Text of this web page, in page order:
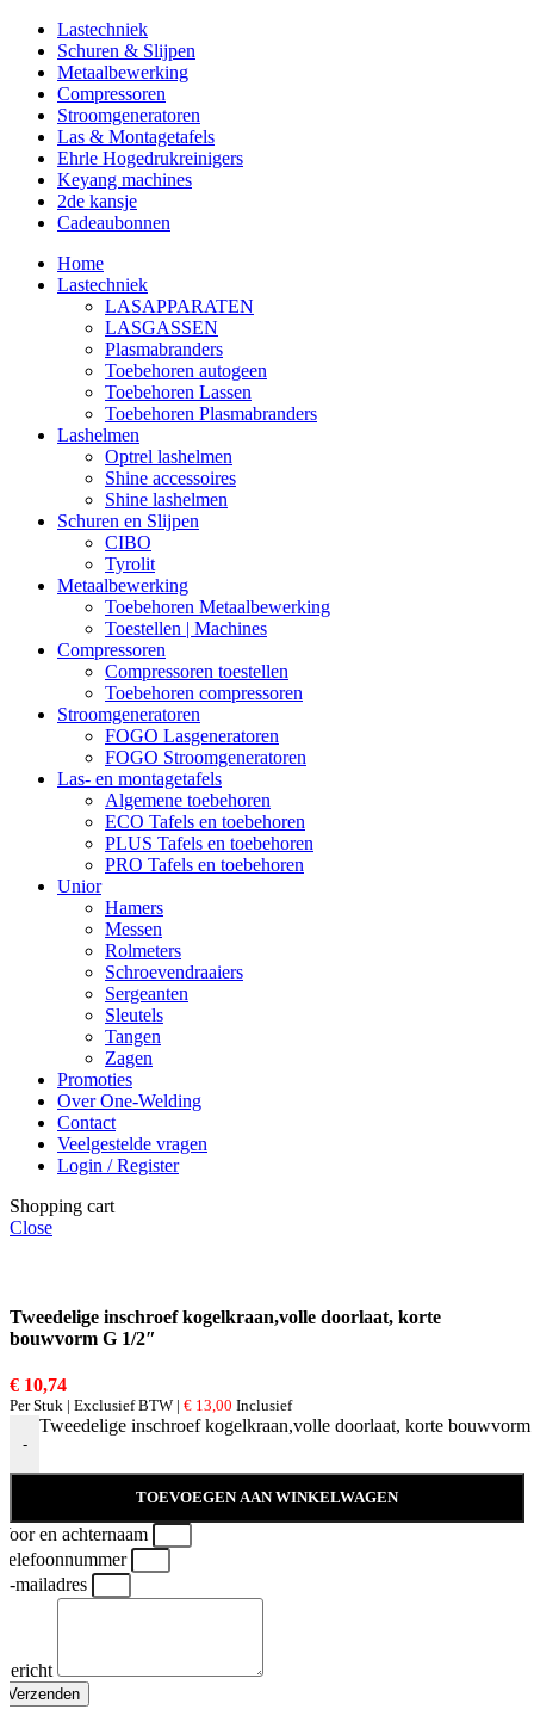
Lastechniek
Schuren & Slijpen
Metaalbewerking
Compressoren
Stroomgeneratoren
Las & Montagetafels
Ehrle Hogedrukreinigers
Keyang machines
2de kansje
Cadeaubonnen
Home
Lastechniek
LASAPPARATEN
LASGASSEN
Plasmabranders
Toebehoren autogeen
Toebehoren Lassen
Toebehoren Plasmabranders
Lashelmen
Optrel lashelmen
Shine accessoires
Shine lashelmen
Schuren en Slijpen
CIBO
Tyrolit
Metaalbewerking
Toebehoren Metaalbewerking
Toestellen | Machines
Compressoren
Compressoren toestellen
Toebehoren compressoren
Stroomgeneratoren
FOGO Lasgeneratoren
FOGO Stroomgeneratoren
Las- en montagetafels
Algemene toebehoren
ECO Tafels en toebehoren
PLUS Tafels en toebehoren
PRO Tafels en toebehoren
Unior
Hamers
Messen
Rolmeters
Schroevendraaiers
Sergeanten
Sleutels
Tangen
Zagen
Promoties
Over One-Welding
Contact
Veelgestelde vragen
Login / Register
Shopping cart
Close
Tweedelige inschroef kogelkraan,volle doorlaat, korte
bouwvorm G 1/2″
€ 10,74
Per Stuk | Exclusief BTW | € 13,00 Inclusief
-
Tweedelige inschroef kogelkraan,volle doorlaat, korte
TOEVOEGEN AAN WINKELWAGEN
en achternaam
mailadres
Verzenden